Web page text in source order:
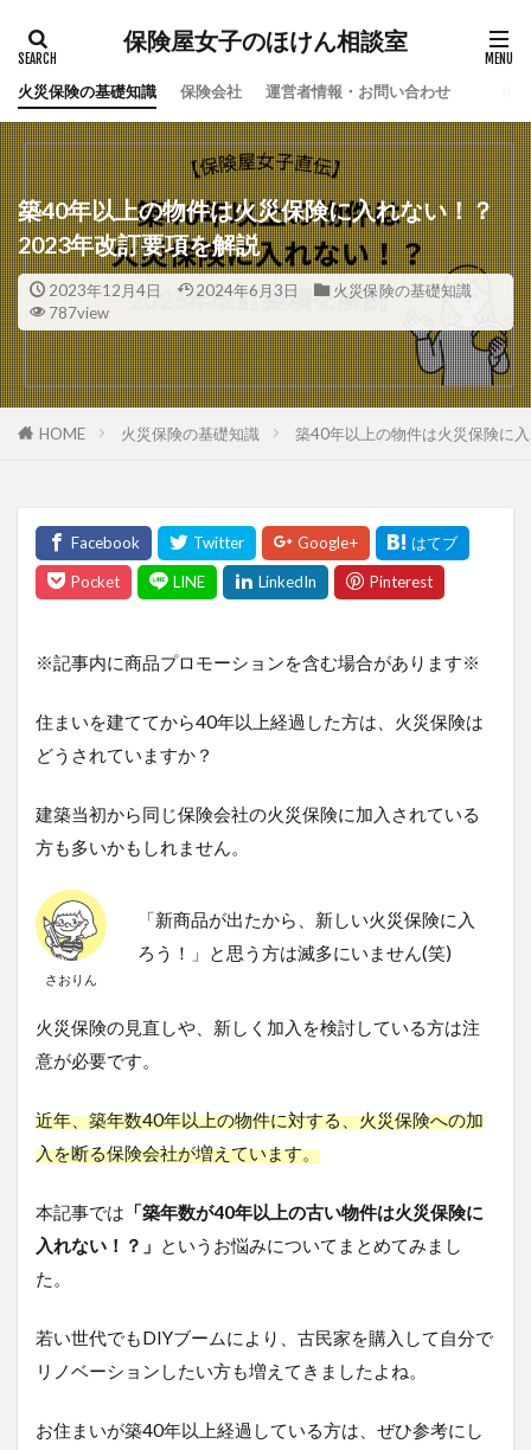
保険屋女子のほけん相談室
火災保険の基礎知識 保険会社 運営者情報・お問い合わせ
築40年以上の物件は火災保険に入れない！？
2023年改訂要項を解説
2023年12月4日 2024年6月3日
火災保険の基礎知識
787view
HOME 火災保険の基礎知識 築40年以上の物件は火災保険に
※記事内に商品プロモーションを含む場合があります※
住まいを建ててから40年以上経過した方は、火災保険は
どうされていますか？
建築当初から同じ保険会社の火災保険に加入されている
方も多いかもしれません。
さおりん
「新商品が出たから、新しい火災保険に入
ろう！」と思う方は滅多にいません(笑)
火災保険の見直しや、新しく加入を検討している方は注
意が必要です。
近年、築年数40年以上の物件に対する、火災保険への加
入を断る保険会社が増えています。
本記事では 「築年数が40年以上の古い物件は火災保険に
入れない！？」
というお悩みについてまとめてみまし
た。
若い世代でもDIYブームにより、古民家を購入して自分で
リノベーションしたい方も増えてきましたよね。
お住まいが築40年以上経過している方は、ぜひ参考にし